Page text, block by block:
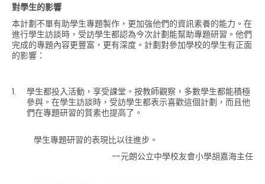
對學生的影響
本計劃不單有助學生專題製作，更加強他們的資訊素養的能力。在
進行學生訪談時，受訪學生都認為今次計劃能幫助專題研習。他們
完成的專題內容更豐富，更有深度。計劃對參加學校的學生有正面
的影響：
學生都投入活動，享受課堂。按教師觀察，多數學生都能積極
參與。在學生訪談時，受訪學生都表示喜歡這個計劃，而且他
們在專題研習的質素也提高了。
學生專題研習的表現比以往進步。
--元朗公立中學校友會小學胡嘉海主任